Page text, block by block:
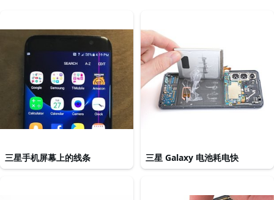
三星手机屏幕上的线条 三星 Galaxy 电池耗电快